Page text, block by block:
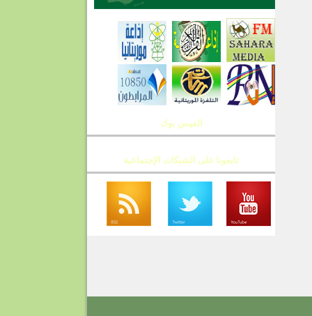
الفيس بوك
تابعونا على الشبكات الإجتماعية